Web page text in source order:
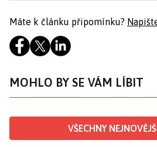
Máte k článku připomínku?
MOHLO BY SE VÁM LÍBIT
VŠECHNY